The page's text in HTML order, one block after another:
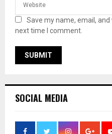
Save my name, email,
next time I comment.
SOCIAL MEDIA